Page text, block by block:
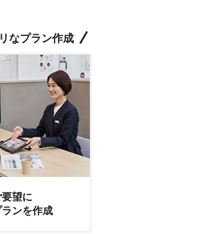
なプラン作成
望に
ンを作成